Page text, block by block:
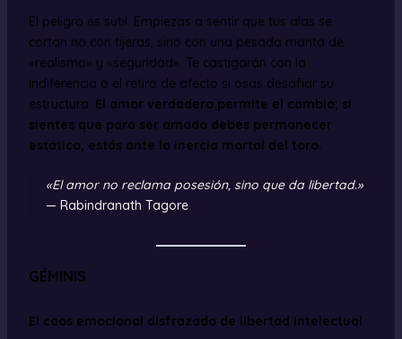
El peligro es sutil. Empiezas a sentir que tus alas se
cortan no con tijeras, sino con una pesada manta de
«realismo» y «seguridad». Te castigarán con la
indiferencia o el retiro de afecto si osas desafiar su
estructura. El amor verdadero permite el cambio; si
sientes que para ser amado debes permanecer
estático, estás ante la inercia mortal del toro.
«El amor no reclama posesión, sino que da libertad.»
— Rabindranath Tagore
GÉMINIS
El caos emocional disfrazado de libertad intelectual